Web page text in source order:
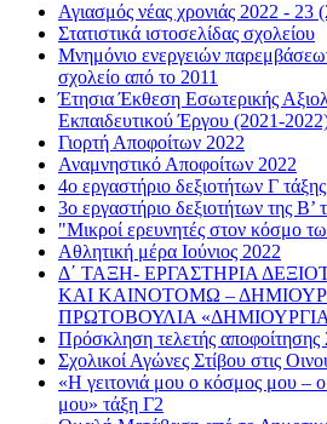
Αγιασμός νέας χρονιάς 2022 - 23
Στατιστικά ιστοσελίδας σχολείου
Μνημόνιο ενεργειών
σχολείο από το 2011
Έτησια Έκθεση Εσωτερικής
Εκπαιδευτικού Έργου (2021-
Γιορτή Αποφοίτων 2022
Αναμνηστικό Αποφοίτων 2022
4ο εργαστήριο δεξιοτήτων Γ
3ο εργαστήριο δεξιοτήτων της Β’
"Μικροί ερευνητές στον κόσμο
Αθλητική μέρα Ιούνιος 2022
Δ΄ ΤΑΞΗ- ΕΡΓΑΣΤΗΡΙΑ
ΚΑΙ ΚΑΙΝΟΤΟΜΩ –
ΠΡΩΤΟΒΟΥΛΙΑ
Πρόσκληση τελετής αποφοίτησης
Σχολικοί Αγώνες Στίβου στις
«Η γειτονιά μου ο κόσμος μου –
μου» τάξη Γ2